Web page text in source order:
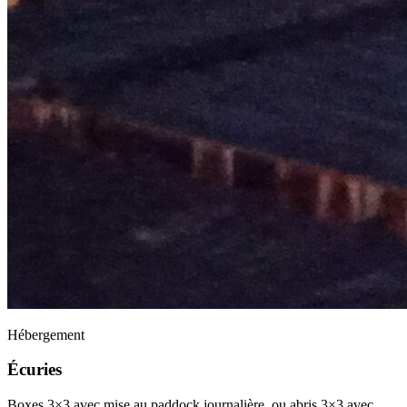
Hébergement
Écuries